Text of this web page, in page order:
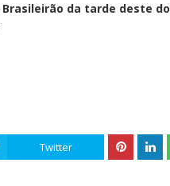
da tarde deste
Twitter